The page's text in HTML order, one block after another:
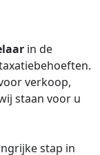
in de
verkoop,
staan voor u
stap in